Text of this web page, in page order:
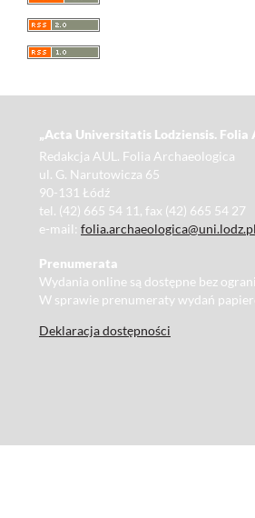
„Acta Universitatis Lodziensis.
Redakcja AUL. Folia Archaeologica
ul. G. Narutowicza 65
90-131 Łódź
tel. (42) 665 54 11, fax (42) 665 54 27
e-mail: folia.archaeologica@uni.lodz.pl
Prenumerata
Wydania online są dostępne bez
W sprawie prenumeraty wydań
Deklaracja dostępności